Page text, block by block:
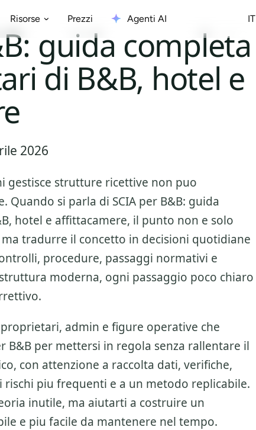
Risorse Prezzi Agenti AI IT
guida completa
di B&B, hotel e
2026
gestisce strutture ricettive non puo
Quando si parla di SCIA per B&B: guida
hotel e affittacamere, il punto non e solo
tradurre il concetto in decisioni quotidiane
procedure, passaggi normativi e
moderna, ogni passaggio poco chiaro
admin e figure operative che
B&B per mettersi in regola senza rallentare il
con attenzione a raccolta dati, verifiche,
rischi piu frequenti e a un metodo replicabile.
inutile, ma aiutarti a costruire un
e piu facile da mantenere nel tempo.